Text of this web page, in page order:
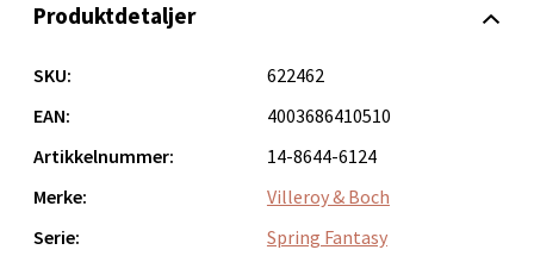
av naturens første tegn på at vinteren slipper taket. De
innbydende stemning som passer perfekt til
mønstre med påskesymboler og vårmotiver, noe som gir
spisebrikken et nostalgisk og tidløst preg. Den kan fint
kombineres med serviset og dekorasjonene fra samme
serie for en helhetlig borddekking.
Produktdetaljer
SKU:
622462
EAN:
4003686410510
Artikkelnummer:
14-8644-6124
Merke:
Villeroy & Boch
Serie:
Spring Fantasy
Oppdal - Aunasenteret
Aunasenteret, Sunndalsvegen 3, 7340 Oppdal
Åpent i dag 10-18